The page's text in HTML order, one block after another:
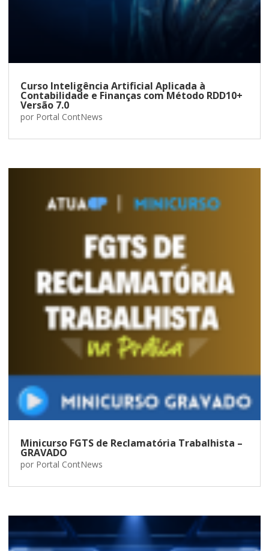
Curso Inteligência Artificial Aplicada à
Contabilidade e Finanças com Método RDD10+
Versão 7.0
por Portal ContNews
Minicurso FGTS de Reclamatória Trabalhista –
GRAVADO
por Portal ContNews